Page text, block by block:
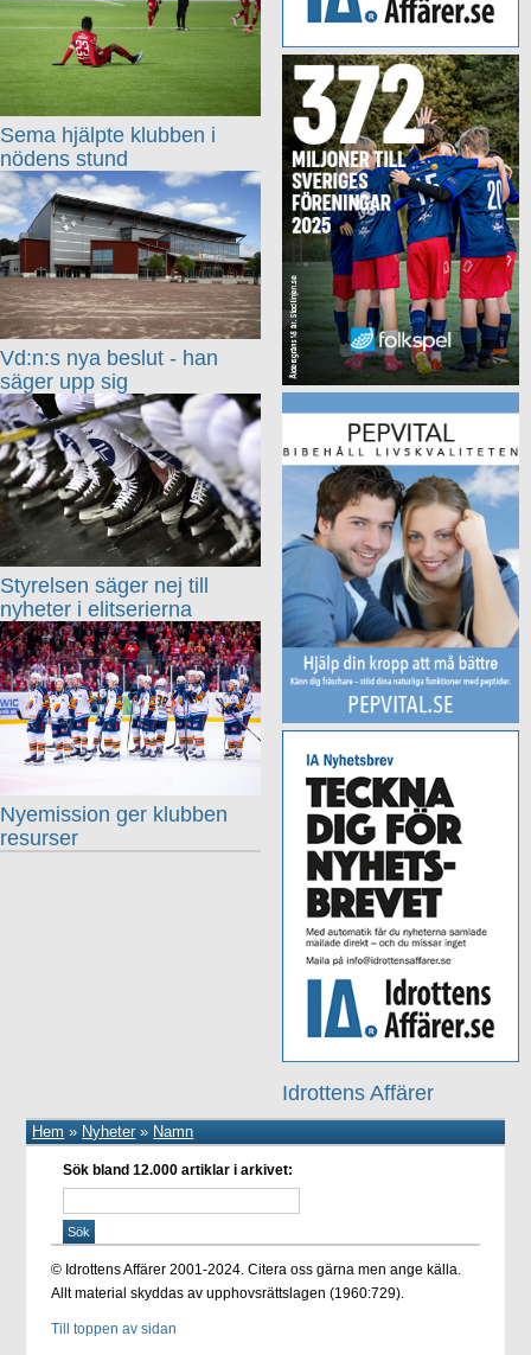
Idrottens Affärer
Sema hjälpte klubben i
nödens stund
Vd:n:s nya beslut - han
säger upp sig
Styrelsen säger nej till
nyheter i elitserierna
Nyemission ger klubben
resurser
Hem » Nyheter» Namn
Sök bland 12.000 artiklar i arkivet:
© Idrottens Affärer 2001-2024. Citera oss gärna men ange källa.
Allt material skyddas av upphovsrättslagen (1960:729).
Till toppen av sidan